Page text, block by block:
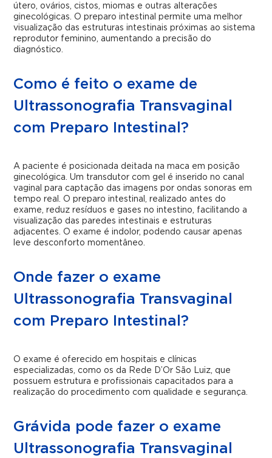
útero, ovários, cistos, miomas e outras alterações
ginecológicas. O preparo intestinal permite uma melhor
visualização das estruturas intestinais próximas ao sistema
reprodutor feminino, aumentando a precisão do
diagnóstico.
Como é feito o exame de
Ultrassonografia Transvaginal
com Preparo Intestinal?
A paciente é posicionada deitada na maca em posição
ginecológica. Um transdutor com gel é inserido no canal
vaginal para captação das imagens por ondas sonoras em
tempo real. O preparo intestinal, realizado antes do
exame, reduz resíduos e gases no intestino, facilitando a
visualização das paredes intestinais e estruturas
adjacentes. O exame é indolor, podendo causar apenas
leve desconforto momentâneo.
Onde fazer o exame
Ultrassonografia Transvaginal
com Preparo Intestinal?
O exame é oferecido em hospitais e clínicas
especializadas, como os da Rede D’Or São Luiz, que
possuem estrutura e profissionais capacitados para a
realização do procedimento com qualidade e segurança.
Grávida pode fazer o exame
Ultrassonografia Transvaginal